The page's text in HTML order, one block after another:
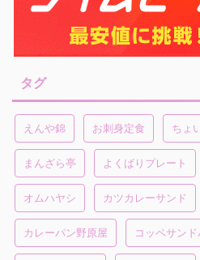
タグ
えんや錦 お刺身定食 ちょ
まんざら亭 よくばりプレート
オムハヤシ カツカレーサンド
カレーパン野原屋 コッペサンド